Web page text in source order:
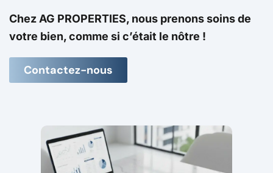
Chez AG PROPERTIES, nous prenons soins de
votre bien, comme si c’était le nôtre !
Contactez-nous